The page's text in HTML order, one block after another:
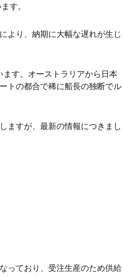
す。
より、納期に大幅な遅れが生じ
ます。オーストラリアから日本
トの都合で稀に船長の独断でル
ますが、最新の情報につきまし
っており、受注生産のため供給